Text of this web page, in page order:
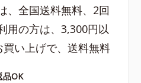
、全国送料無料、2回
用の方は、3,300円以
買い上げで、送料無料
品OK